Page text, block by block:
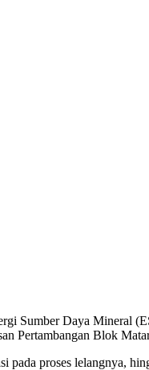
Sumber Daya Mineral
Pertambangan Blok
proses lelangnya,